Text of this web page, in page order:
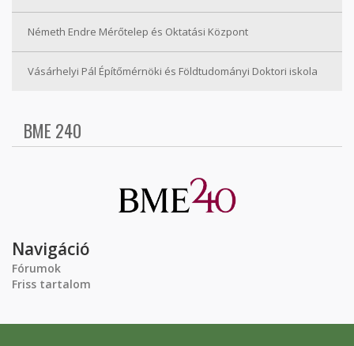
Németh Endre Mérőtelep és Oktatási Központ
Vásárhelyi Pál Építőmérnöki és Földtudományi Doktori iskola
BME 240
Navigáció
Fórumok
Friss tartalom